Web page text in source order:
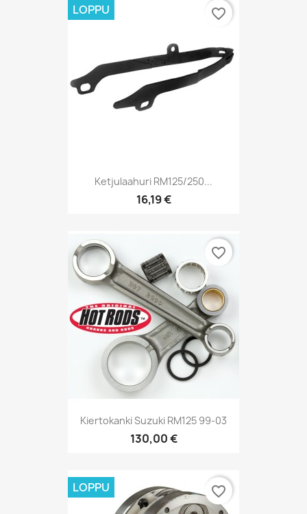
Ketjulaahuri RM125/250...
16,19 €
LOPPU favorite_border
Kiertokanki Suzuki RM125 99-03
130,00 €
favorite_border
LOPPU favorite_border